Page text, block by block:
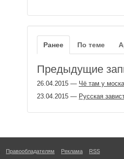
Ранее По теме
Предыдущие
26.04.2015 — Чё там у
23.04.2015 — Русская
Правообладателям Реклама RSS